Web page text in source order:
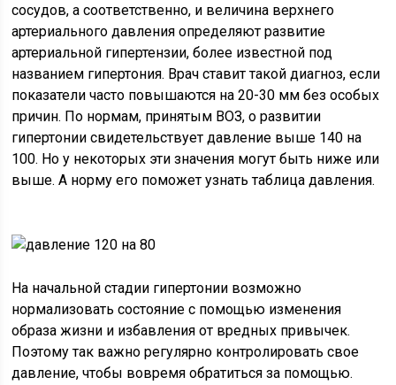
сосудов, а соответственно, и величина верхнего
артериального давления определяют развитие
артериальной гипертензии, более известной под
названием гипертония. Врач ставит такой диагноз, если
показатели часто повышаются на 20-30 мм без особых
причин. По нормам, принятым ВОЗ, о развитии
гипертонии свидетельствует давление выше 140 на
100. Но у некоторых эти значения могут быть ниже или
выше. А норму его поможет узнать таблица давления.
На начальной стадии гипертонии возможно
нормализовать состояние с помощью изменения
образа жизни и избавления от вредных привычек.
Поэтому так важно регулярно контролировать свое
давление, чтобы вовремя обратиться за помощью.